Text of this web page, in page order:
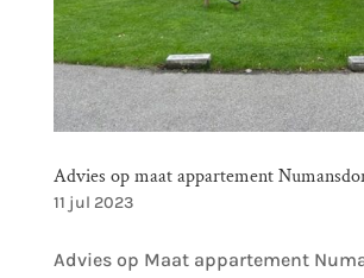
Advies op maat appartement
11 jul 2023
Advies op Maat appartement